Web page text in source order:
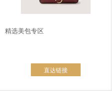
精选美包专区
直达链接